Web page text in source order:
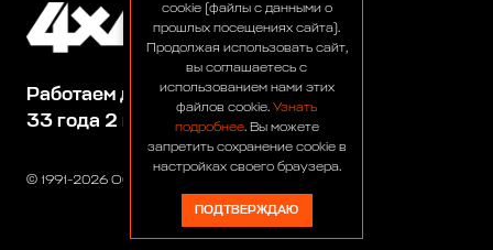
© 1991-2026 ООО «Сервис 4х4»
Работаем для вас:
33 года 2 месяца 25 дней
cookie (файлы с данными о
прошлых посещениях сайта).
Продолжая использовать сайт,
вы соглашаетесь с
использованием нами этих
файлов cookie. Узнать
подробнее. Вы можете
запретить сохранение cookie в
настройках своего браузера.
ПОДТВЕРЖДАЮ